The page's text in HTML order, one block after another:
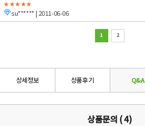
★★★★★
su****** | 2011-06-06
1 2
상세정보 상품후기 Q&A
상품문의 ( 4)